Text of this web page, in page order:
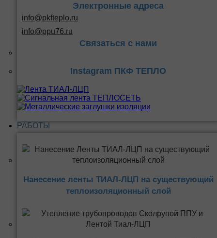
Электронные адреса
info@pkfteplo.ru
info@ppu76.ru
Связаться с нами
Instagram ПКФ ТЕПЛО
РАБОТЫ
Нанесение ленты ТИАЛ-ЛЦП на существующий
теплоизоляционный слой